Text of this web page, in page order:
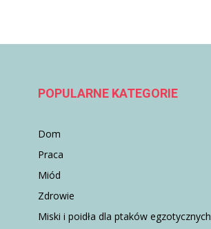
POPULARNE KATEGORIE
Dom
Praca
Miód
Zdrowie
Miski i poidła dla ptaków egzotycznych